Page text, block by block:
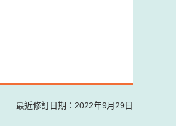
最近修訂日期：2022年9月29日